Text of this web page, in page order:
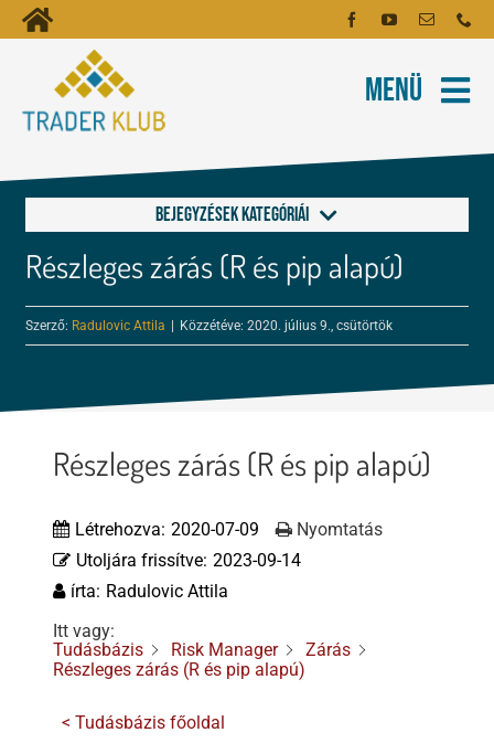
Kihagyás
Toggle
Navigation
Kezdőoldal
Fiókom
Menü
Oktatóanyagok
Tartalmak
Adósegéd
Bejegyzések kategóriái
Általános, Kijelző
Hibrid+
Risk Manager
Menedzselés
Részleges zárás (R és pip alapú)
Szerző: Radulovic Attila Közzétéve: 2020. július 9., csütörtök
Részleges zárás (R és pip alapú)
Létrehozva: 2020-07-09
Utoljára frissítve: 2023-09-14
írta: Radulovic Attila
Nyomtatás
Itt vagy:
Tudásbázis
Risk Manager
Zárás
Részleges zárás (R és pip alapú)
< Tudásbázis főoldal